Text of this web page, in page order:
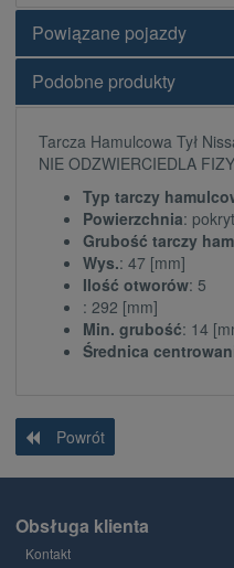
Powiązane pojazdy
Podobne produkty
Tarcza Hamulcowa Tył
NIE ODZWIERCIEDLA
Typ tarczy
Powierzchnia:
Grubość tarczy
Wys.: 47 [mm]
Ilość otworów: 5
: 292 [mm]
Min. grubość: 14
Średnica
Powrót
Obsługa klienta
Kontakt